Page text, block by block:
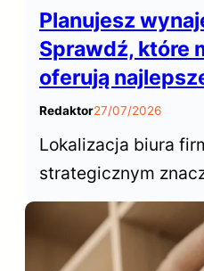
Planujesz
Sprawdź, które
oferują
Redaktor27/07/2026
Lokalizacja biura
strategicznym
biura decyduje o
wpływa na koszty
samopoczucie